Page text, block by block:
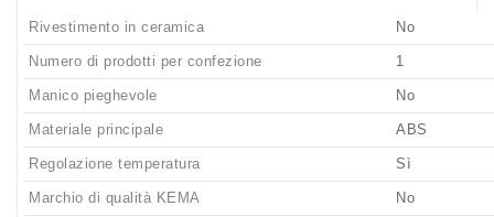
Rivestimento in ceramica No
Numero di prodotti per confezione 1
Manico pieghevole No
Materiale principale ABS
Regolazione temperatura Sì
Marchio di qualità KEMA No